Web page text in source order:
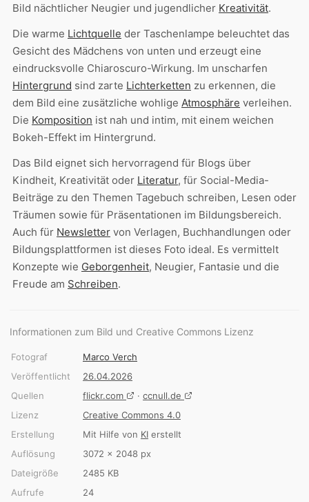
Bild nächtlicher Neugier und jugendlicher Kreativität.
Die warme Lichtquelle der Taschenlampe beleuchtet das
Gesicht des Mädchens von unten und erzeugt eine
eindrucksvolle Chiaroscuro-Wirkung. Im unscharfen
Hintergrund sind zarte Lichterketten zu erkennen, die
dem Bild eine zusätzliche wohlige Atmosphäre verleihen.
Die Komposition ist nah und intim, mit einem weichen
Bokeh-Effekt im Hintergrund.
Das Bild eignet sich hervorragend für Blogs über
Kindheit, Kreativität oder Literatur, für Social-Media-
Beiträge zu den Themen Tagebuch schreiben, Lesen oder
Träumen sowie für Präsentationen im Bildungsbereich.
Auch für Newsletter von Verlagen, Buchhandlungen oder
Bildungsplattformen ist dieses Foto ideal. Es vermittelt
Konzepte wie Geborgenheit, Neugier, Fantasie und die
Freude am Schreiben.
Informationen zum Bild und Creative Commons Lizenz
Fotograf
Marco Verch
Veröffentlicht
26.04.2026
Quellen
flickr.com · ccnull.de
Lizenz
Creative Commons 4.0
Erstellung
Mit Hilfe von KI erstellt
Auflösung
3072 × 2048 px
Dateigröße
2485 KB
Aufrufe
24